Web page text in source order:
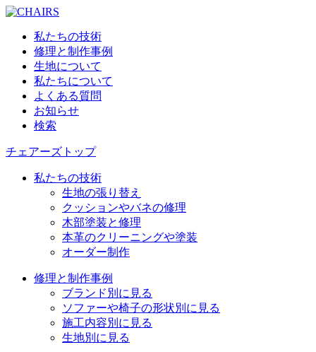
私たちの技術
修理と制作事例
生地について
私たちについて
よくある質問
お知らせ
検索
チェアーズトップ
私たちの技術
生地の張り替え
クッションやバネの修理
木部塗装と修理
本革のクリーニングや塗装
オーダー制作
修理と制作事例
ブランド別に見る
ソファーや椅子の形状別に見る
施工内容別に見る
生地別に見る